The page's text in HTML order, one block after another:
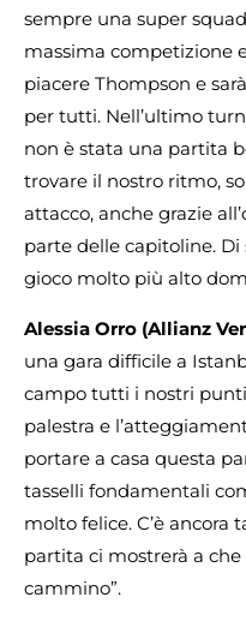
sempre una super
massima competizione
piacere Thompson e
per tutti. Nell’ultimo
non è stata una partita
trovare il nostro ritmo,
attacco, anche grazie
parte delle capitoline. Di
gioco molto più alto
Alessia Orro (Allianz
una gara difficile a
campo tutti i nostri
palestra e
portare a casa questa
tasselli fondamentali
molto felice. C’è ancora
partita ci mostrerà a
cammino”.